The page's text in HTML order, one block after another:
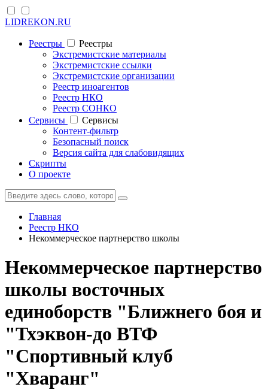
LIDREKON.RU
Реестры
Реестры
Экстремистские материалы
Экстремистские ссылки
Экстремистские организации
Реестр иноагентов
Реестр НКО
Реестр СОНКО
Cервисы
Cервисы
Контент-фильтр
Безопасный поиск
Версия сайта для слабовидящих
Скрипты
О проекте
Главная
Реестр НКО
Некоммерческое партнерство школы
Некоммерческое партнерство
школы восточных
единоборств "Ближнего боя и
"Тхэквон-до ВТФ
"Спортивный клуб
"Хваранг"